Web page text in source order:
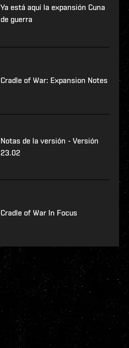
Ya está aquí la expansión Cuna
de guerra
Cradle of War: Expansion Notes
Notas de la versión - Versión
23.02
Cradle of War In Focus